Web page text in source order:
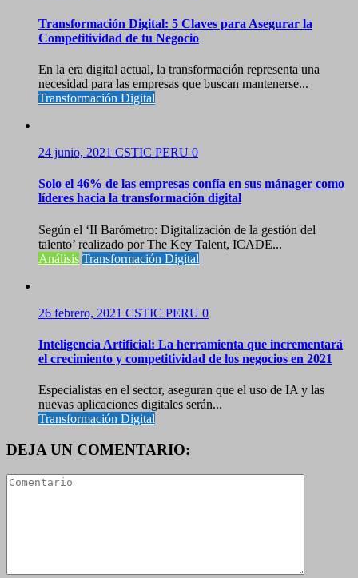
Transformación Digital: 5 Claves para Asegurar la
Competitividad de tu Negocio
En la era digital actual, la transformación representa una
necesidad para las empresas que buscan mantenerse...
Transformación Digital
24 junio, 2021 CSTIC PERU 0
Solo el 46% de las empresas confía en sus mánager como
líderes hacia la transformación digital
Según el ‘II Barómetro: Digitalización de la gestión del
talento’ realizado por The Key Talent, ICADE...
Análisis Transformación Digital
26 febrero, 2021 CSTIC PERU 0
Inteligencia Artificial: La herramienta que incrementará
el crecimiento y competitividad de los negocios en 2021
Especialistas en el sector, aseguran que el uso de IA y las
nuevas aplicaciones digitales serán...
Transformación Digital
DEJA UN COMENTARIO: